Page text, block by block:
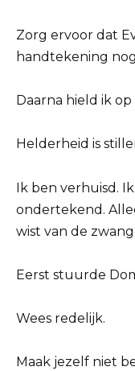
Zorg ervoor dat
handtekening
Daarna hield ik
Helderheid is
Ik ben verhuisd.
ondertekend.
wist van de
Eerst stuurde
Wees redelijk.
Maak jezelf niet